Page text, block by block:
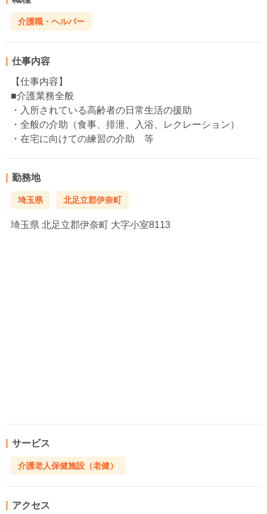
介護職・ヘルパー
仕事内容
【仕事内容】
■介護業務全般
・入所されている高齢者の日常生活の援助
・全般の介助（食事、排泄、入浴、レクレーション）
・在宅に向けての練習の介助 等
勤務地
埼玉県 北足立郡伊奈町
埼玉県 北足立郡伊奈町 大字小室8113
サービス
介護老人保健施設（老健）
アクセス